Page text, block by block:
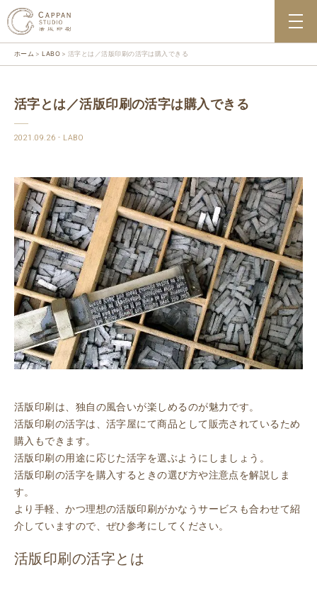
ホーム LABO 活字とは／活版印刷の活字は購入できる
活字とは／活版印刷の活字は購入できる
2021.09.26 LABO
活版印刷は、独自の風合いが楽しめるのが魅力です。
活版印刷の活字は、活字屋にて商品として販売されているため
購入もできます。
活版印刷の用途に応じた活字を選ぶようにしましょう。
活版印刷の活字を購入するときの選び方や注意点を解説しま
す。
より手軽、かつ理想の活版印刷がかなうサービスも合わせて紹
介していますので、ぜひ参考にしてください。
活版印刷の活字とは